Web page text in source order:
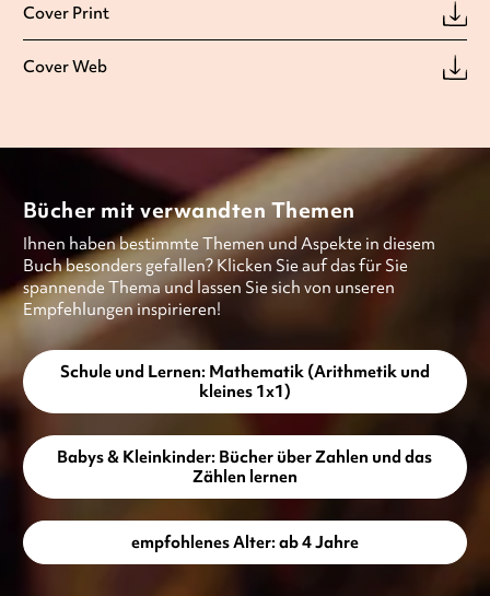
Cover Print
Cover Web
Bücher mit verwandten Themen
Ihnen haben bestimmte Themen und Aspekte in diesem
Buch besonders gefallen? Klicken Sie auf das für Sie
spannende Thema und lassen Sie sich von unseren
Empfehlungen inspirieren!
Schule und Lernen: Mathematik (Arithmetik und
kleines 1x1)
Babys & Kleinkinder: Bücher über Zahlen und das
Zählen lernen
empfohlenes Alter: ab 4 Jahre